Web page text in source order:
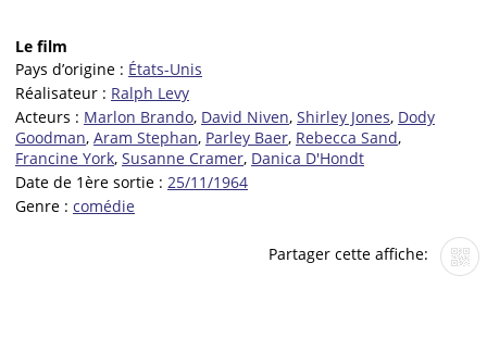
Le film
Pays d’origine : États-Unis
Réalisateur : Ralph Levy
Acteurs : Marlon Brando, David Niven, Shirley Jones, Dody
Goodman, Aram Stephan, Parley Baer, Rebecca Sand,
Francine York, Susanne Cramer, Danica D'Hondt
Date de 1ère sortie : 25/11/1964
Genre : comédie
Partager cette affiche: